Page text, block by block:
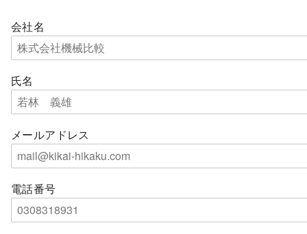
会社名
氏名
メールアドレス
電話番号